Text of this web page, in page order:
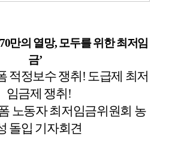
만의 열망,모두를 위한 최저임
금’
적정보수 쟁취! 도급제 최저
임금제 쟁취!
노동자 최저임금위원회 농
돌입 기자회견